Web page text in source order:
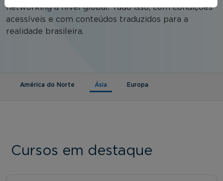
networking a nível global. Tudo isso, com condições
acessíveis e com conteúdos traduzidos para a
realidade brasileira.
América do Norte Ásia (aba ativa)
Europa
Cursos em destaque